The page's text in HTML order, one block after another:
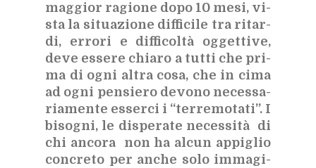
mag­gior ra­gio­ne dopo 10 mesi, vi­
sta la si­tua­zio­ne dif­fi­ci­le tra ri­tar­
di, er­ro­ri e dif­fi­col­tà og­get­ti­ve,
deve es­se­re chia­ro a tut­ti che pri­
ma di ogni al­tra cosa, che in cima
ad ogni pen­sie­ro de­vo­no ne­ces­sa­
ria­men­te es­ser­ci i “ter­re­mo­ta­ti”. I
bi­so­gni, le di­spe­ra­te ne­ces­si­tà di
chi an­co­ra non ha al­cun ap­pi­glio
con­cre­to per an­che solo im­ma­gi­